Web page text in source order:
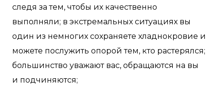
следя за тем, чтобы их качественно
выполняли; в экстремальных ситуациях вы
один из немногих сохраняете хладнокровие и
можете послужить опорой тем, кто растерялся;
большинство уважают вас, обращаются на вы
и подчиняются;